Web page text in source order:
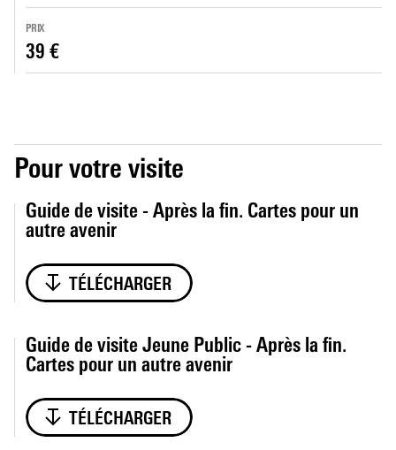
PRIX
39 €
Pour votre visite
Guide de visite - Après la fin. Cartes pour un
autre avenir
TÉLÉCHARGER
Guide de visite Jeune Public - Après la fin.
Cartes pour un autre avenir
TÉLÉCHARGER